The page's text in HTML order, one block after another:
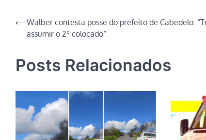
Navegação
de
⟵Walber contesta posse do prefeito de Cabedelo:
assumir o 2º colocado”
Posts Relacionados